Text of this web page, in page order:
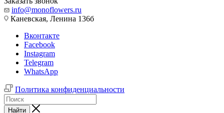
info@monoflowers.ru
Каневская, Ленина 136б
Вконтакте
Facebook
Instagram
Telegram
WhatsApp
Политика конфиденциальности
Найти